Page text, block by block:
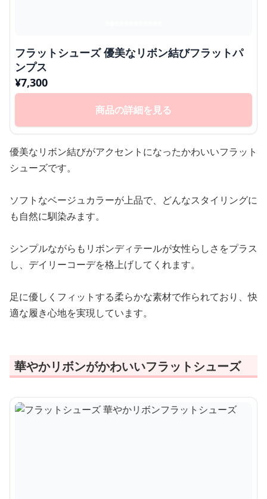
フラットシューズ 優美なリボン結びフラットパ
ンプス
¥7,300
商品の詳細を見る
優美なリボン結びがアクセントになったかわいいフラット
シューズです。
ソフトなベージュカラーが上品で、どんなスタイリングに
も自然に馴染みます。
シンプルながらもリボンディテールが女性らしさをプラス
し、デイリーコーデを格上げしてくれます。
足に優しくフィットする柔らかな素材で作られており、快
適な履き心地を実現しています。
華やかリボンがかわいいフラットシューズ